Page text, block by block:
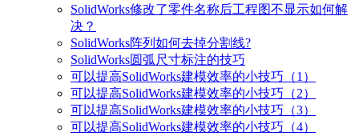
SolidWorks修改了零件名称后工程图不显示如何解
决？
SolidWorks阵列如何去掉分割线?
SolidWorks圆弧尺寸标注的技巧
可以提高SolidWorks建模效率的小技巧（1）
可以提高SolidWorks建模效率的小技巧（2）
可以提高SolidWorks建模效率的小技巧（3）
可以提高SolidWorks建模效率的小技巧（4）